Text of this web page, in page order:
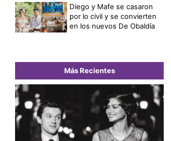
Diego y Mafe se casaron
por lo civil y se convierten
en los nuevos De Obaldía
Más Recientes